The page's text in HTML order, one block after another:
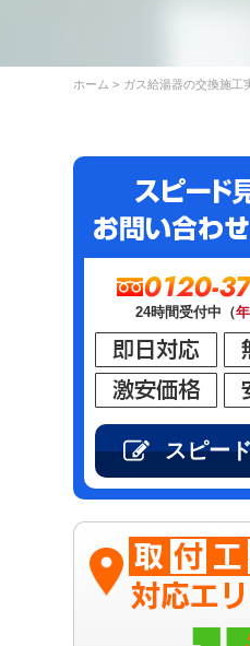
ホーム ガス給湯器の交換施工
0120-
24時間受付中（
スピー